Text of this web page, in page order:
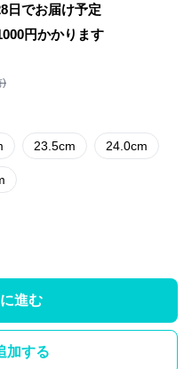
日でお届け予定
円かかります
)
23.5cm 24.0cm
進む
加する